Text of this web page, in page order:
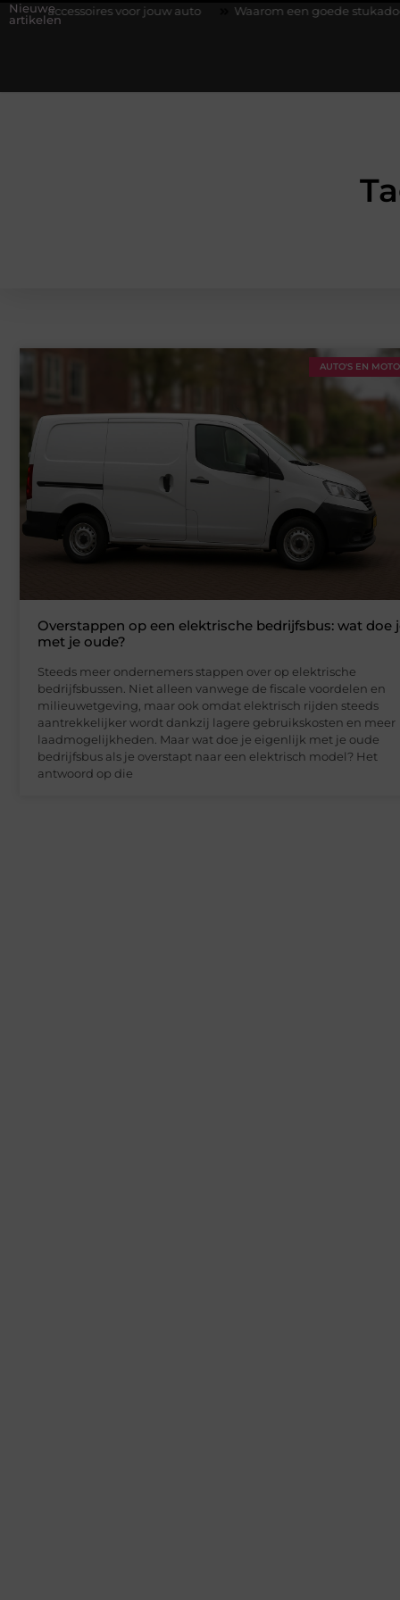
Nieuwe
artikelen
voor jouw auto Waarom een goede
AUTO'S EN
Overstappen op een elektrische bedrijfsbus: wat doe
met je oude?
Steeds meer ondernemers stappen over op elektrische
bedrijfsbussen. Niet alleen vanwege de fiscale voordelen en
milieuwetgeving, maar ook omdat elektrisch rijden steeds
aantrekkelijker wordt dankzij lagere gebruikskosten en meer
laadmogelijkheden. Maar wat doe je eigenlijk met je oude
bedrijfsbus als je overstapt naar een elektrisch model? Het
antwoord op die